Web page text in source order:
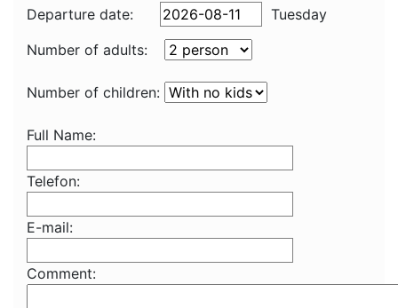
Departure date:
Tuesday
Number of adults:
Number of children:
Full Name:
Telefon:
E-mail:
Comment: